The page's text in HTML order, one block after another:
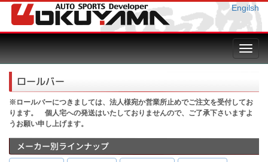
Engilsh
ロールバー
※ロールバーにつきましては、法人様宛か営業所止めでご注文を受付してお
ります。 個人宅への発送はいたしておりませんので、ご了承下さいますよ
うお願い申し上げます。
メーカー別ラインナップ